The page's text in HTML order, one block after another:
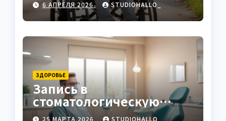
6 АПРЕЛЯ 2026 STUDIOHALLO_
ЗДОРОВЬЕ
Запись в
стоматологическую
клинику
25 МАРТА 2026 STUDIOHALLO_